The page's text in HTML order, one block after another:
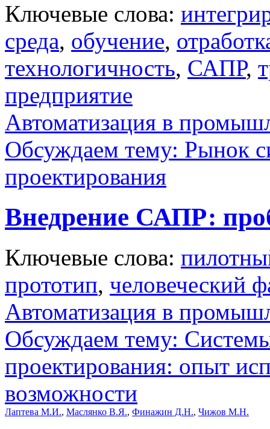
Ключевые слова:
среда, обучение,
технологичность, САПР,
предприятие
Автоматизация в
Обсуждаем тему: Рынок
проектирования
Внедрение САПР:
Ключевые слова:
прототип, человеческий
Автоматизация в
Обсуждаем тему:
проектирования: опыт
возможности
Лаптева М.И., Маслянко В.Я., Финажин Д.Н., Чижов М.Н.